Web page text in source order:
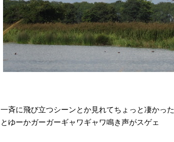
一斉に飛び立つシーンとか見れてちょっと凄かった
とゆーかガーガーギャワギャワ鳴き声がスゲェ